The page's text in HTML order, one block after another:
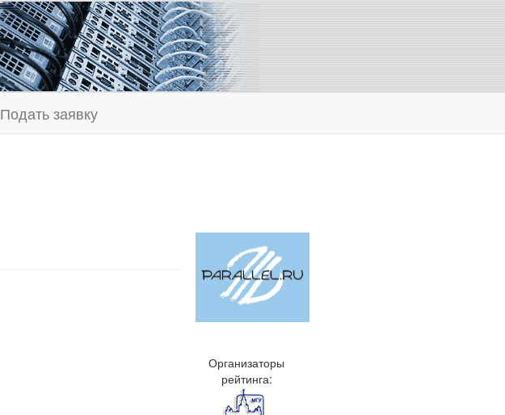
Подать заявку
Организаторы
рейтинга: